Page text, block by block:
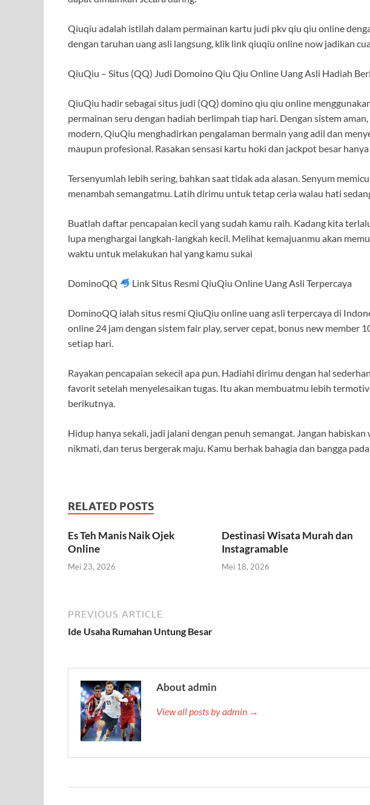
Qiuqiu adalah istilah dalam permainan kartu judi pkv qiu qiu online
dengan taruhan uang asli langsung, klik link qiuqiu online now jadikan
QiuQiu – Situs (QQ) Judi Domoino Qiu Qiu Online Uang Asli Hadiah
QiuQiu hadir sebagai situs judi (QQ) domino qiu qiu online
permainan seru dengan hadiah berlimpah tiap hari. Dengan sistem
modern, QiuQiu menghadirkan pengalaman bermain yang adil dan
maupun profesional. Rasakan sensasi kartu hoki dan jackpot besar
Tersenyumlah lebih sering, bahkan saat tidak ada alasan. Senyum
menambah semangatmu. Latih dirimu untuk tetap ceria walau hati
Buatlah daftar pencapaian kecil yang sudah kamu raih. Kadang kita
lupa menghargai langkah-langkah kecil. Melihat kemajuanmu akan
waktu untuk melakukan hal yang kamu sukai
DominoQQ Link Situs Resmi QiuQiu Online Uang Asli Terpercaya
DominoQQ ialah situs resmi QiuQiu online uang asli terpercaya di
online 24 jam dengan sistem fair play, server cepat, bonus new member
setiap hari.
Rayakan pencapaian sekecil apa pun. Hadiahi dirimu dengan hal
favorit setelah menyelesaikan tugas. Itu akan membuatmu lebih
berikutnya.
Hidup hanya sekali, jadi jalani dengan penuh semangat. Jangan
nikmati, dan terus bergerak maju. Kamu berhak bahagia dan bangga
RELATED POSTS
Es Teh Manis Naik Ojek
Online
Mei 23, 2026
Destinasi Wisata Murah dan
Instagramable
Mei 18, 2026
PREVIOUS ARTICLE
Ide Usaha Rumahan Untung Besar
About admin
View all posts by admin →